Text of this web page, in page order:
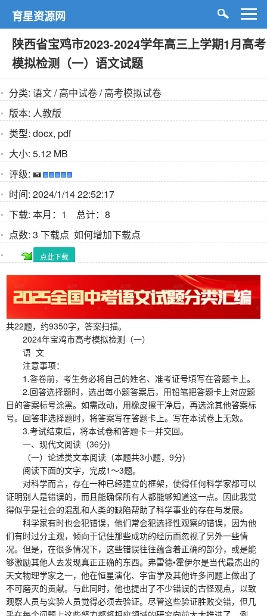
育星资源网
陕西省宝鸡市2023-2024学年高三上学期1月高考
模拟检测（一）语文试题
分类: 语文/高中试卷/高考模拟试卷
版本: 人教版
类型: docx, pdf
大小: 5.12 MB
评级:
时间: 2024/1/14 22:52:17
下载: 本月：1 总计：8
点数: 3 下载点 如何增加下载点
点此下载
共22题，约9350字，答案扫描。
2024年宝鸡市高考模拟检测（一）
语 文
注意事项：
1.答卷前，考生务必将自己的姓名、准考证号填写在答题卡上。
2.回答选择题时，选出每小题答案后，用铅笔把答题卡上对应题
目的答案标号涂黑。如需改动，用橡皮擦干净后，再选涂其他答案标
号。回答非选择题时，将答案写在答题卡上。写在本试卷上无效。
3.考试结束后，将本试卷和答题卡一并交回。
一、现代文阅读（36分)
（一）论述类文本阅读（本题共3小题，9分)
阅读下面的文字，完成1～3题。
对科学而言，存在一种已经建立的框架，使得任何科学家都可以
证明别人是错误的，而且能确保所有人都能够知道这一点。因此我觉
得似乎是社会的混乱和人类的缺陷帮助了科学事业的存在与发展。
科学家有时也会犯错误，他们常会犯选择性观察的错误，因为他
们有时过分主观，倾向于记住那些成功的经历而忽视了另外一些情
况。但是，在很多情况下，这些错误往往蕴含着正确的部分，或是能
够激励其他人去发现真正正确的东西。弗雷德•霍伊尔是当代最杰出的
天文物理学家之一，他在恒星演化、宇宙学及其他许多问题上做出了
不可磨灭的贡献。与此同时，他也提出了不少错误的古怪观点，以致
观察人员与实验人员觉得必须去验证。尽管这些验证胜败交错，但几